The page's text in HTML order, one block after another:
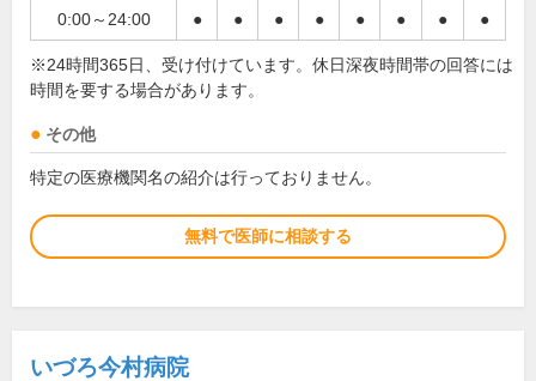
0:00～24:00 ● ● ● ● ● ● ● ●
※24時間365日、受け付けています。休日深夜時間帯の回答には
時間を要する場合があります。
その他
特定の医療機関名の紹介は行っておりません。
無料で医師に相談する
いづろ今村病院